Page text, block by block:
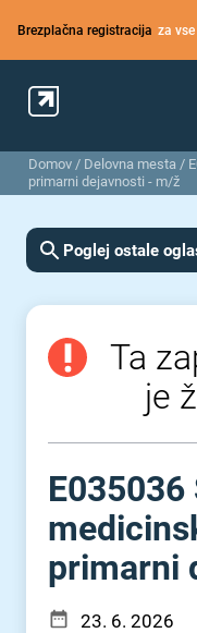
Brezplačna registracija za
Domov / Delovna mesta /
primarni dejavnosti - m/ž
Poglej ostale
Ta
je
E035036
primarni
23. 6. 2026